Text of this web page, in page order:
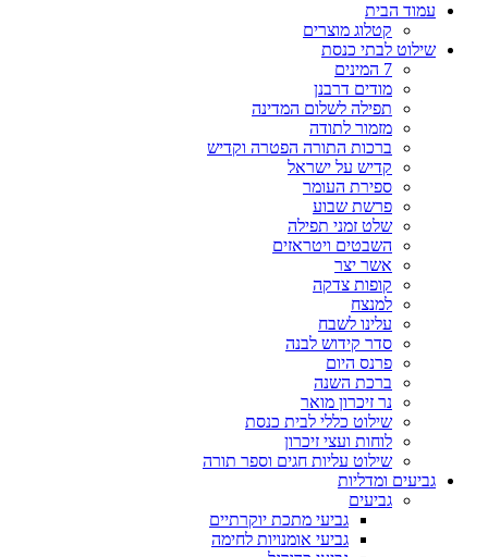
עמוד הבית
קטלוג מוצרים
שילוט לבתי כנסת
7 המינים
מודים דרבנן
תפילה לשלום המדינה
מזמור לתודה
ברכות התורה הפטרה וקדיש
קדיש על ישראל
ספירת העומר
פרשת שבוע
שלט זמני תפילה
השבטים ויטראזים
אשר יצר
קופות צדקה
למנצח
עלינו לשבח
סדר קידוש לבנה
פרנס היום
ברכת השנה
נר זיכרון מואר
שילוט כללי לבית כנסת
לוחות ועצי זיכרון
שילוט עליות חגים וספר תורה
גביעים ומדליות
גביעים
גביעי מתכת יוקרתיים
גביעי אומנויות לחימה